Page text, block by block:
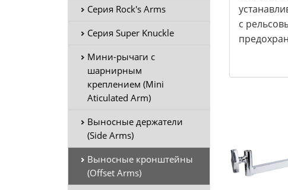
Серия Rock's Arms
Серия Super Knuckle
Мини-рычаги с
шарнирным
креплением (Mini
Aticulated Arm)
Выносные держатели
(Side Arms)
Выносные кронштейны
(Offset Arms)
с